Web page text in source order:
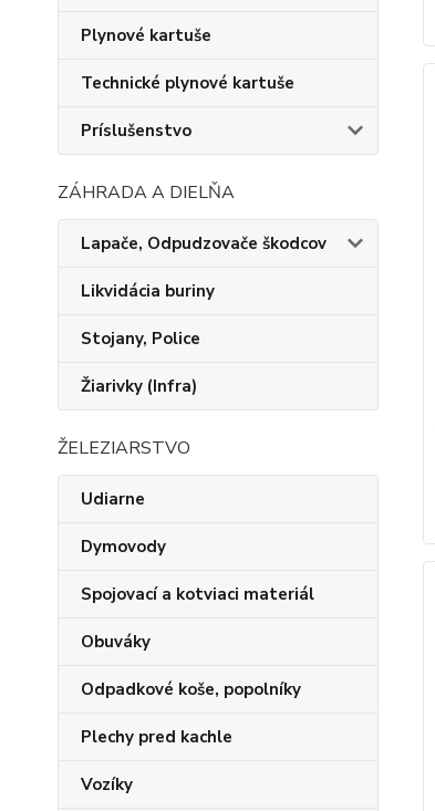
Plynové kartuše
Technické plynové kartuše
Príslušenstvo
ZÁHRADA A DIELŇA
Lapače, Odpudzovače škodcov
Likvidácia buriny
Stojany, Police
Žiarivky (Infra)
ŽELEZIARSTVO
Udiarne
Dymovody
Spojovací a kotviaci materiál
Obuváky
Odpadkové koše, popolníky
Plechy pred kachle
Vozíky